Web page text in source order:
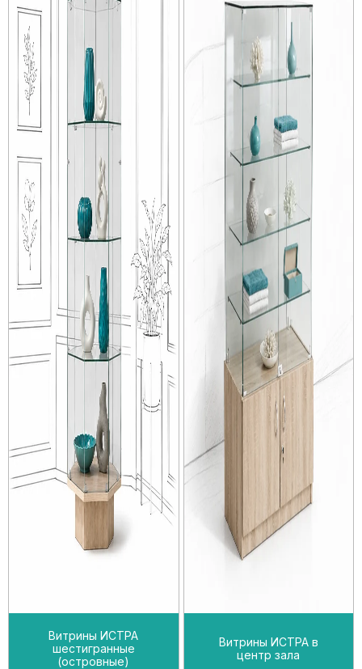
Витрины ИСТРА
шестигранные
(островные)
Витрины ИСТРА в
центр зала